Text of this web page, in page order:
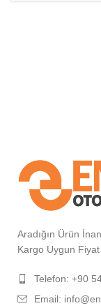
Aradığın Ürün
Kargo Uygun Fiyat
Telefon: +90
Email: